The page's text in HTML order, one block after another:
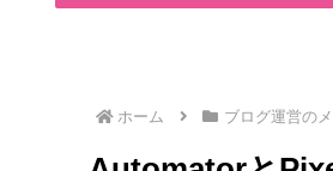
ホーム ブログ運営の